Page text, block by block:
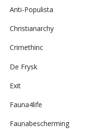
Anti-Populista
Christianarchy
Crimethinc
De Frysk
Exit
Fauna4life
Faunabescherming